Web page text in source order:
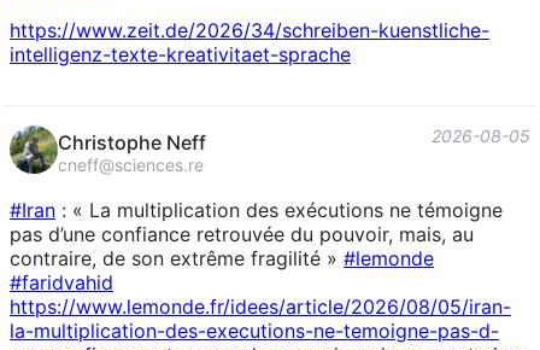
https://www.zeit.de/2026/34/schreiben-kuenstliche-
intelligenz-texte-kreativitaet-sprache
Christophe Neff
cneff@sciences.re
2026-08-05
#Iran : « La multiplication des exécutions ne témoigne
pas d’une confiance retrouvée du pouvoir, mais, au
contraire, de son extrême fragilité » #lemonde
#faridvahid
https://www.lemonde.fr/idees/article/2026/08/05/iran-
la-multiplication-des-executions-ne-temoigne-pas-d-